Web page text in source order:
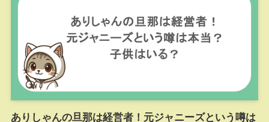
ありしゃんの旦那は経営者！元ジャニーズという噂は